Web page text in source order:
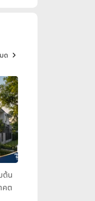
ด
ต้น
คต